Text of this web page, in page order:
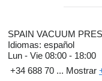
SPAIN VACUUM
Idiomas: español
Lun - Vie 08:00 - 18:00
+34 688 70 ... Mostrar